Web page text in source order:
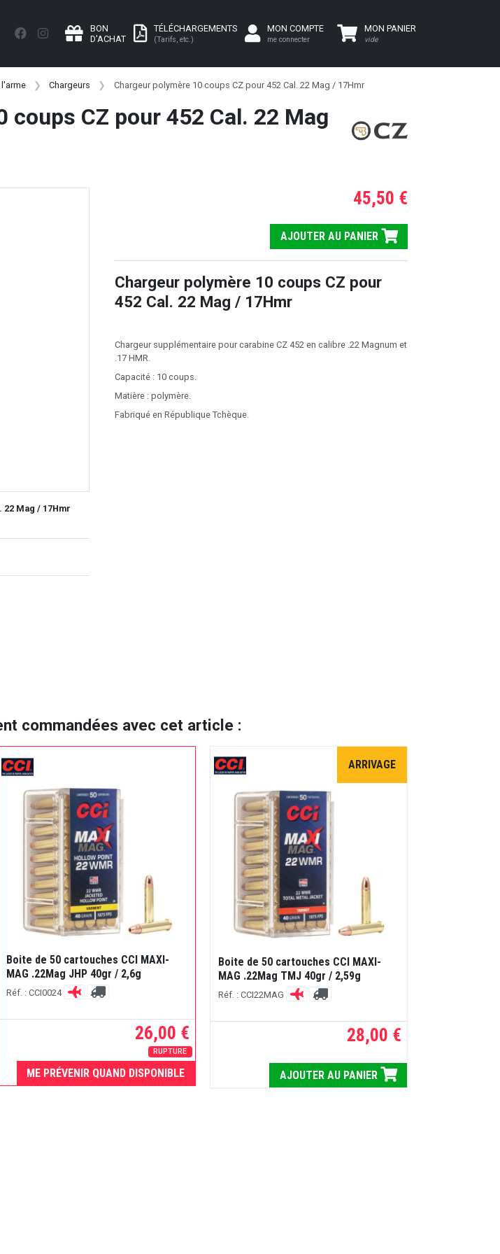
BON
D'ACHAT
TÉLÉCHARGEMENTS
(Tarifs, etc.)
MON COMPTE
me connecter
MON PANIER
vide
Chargeurs Chargeur polymère 10 coups CZ pour 452 Cal. 22 Mag / 17Hmr
coups CZ pour 452 Cal. 22 Mag
Mag / 17Hmr
45,50 €
AJOUTER AU PANIER
Chargeur polymère 10 coups CZ pour
452 Cal. 22 Mag / 17Hmr
Chargeur supplémentaire pour carabine CZ 452 en calibre .22 Magnum et
.17 HMR.
Capacité : 10 coups.
Matière : polymère.
Fabriqué en République Tchèque.
commandées avec cet article :
Boite de 50 cartouches CCI MAXI-
MAG .22Mag JHP 40gr / 2,6g
Réf. : CCI0024
26,00 €
RUPTURE
ME PRÉVENIR QUAND DISPONIBLE
ARRIVAGE
Boite de 50 cartouches CCI MAXI-
MAG .22Mag TMJ 40gr / 2,59g
Réf. : CCI22MAG
28,00 €
AJOUTER AU PANIER